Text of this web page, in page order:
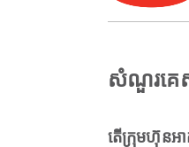
សំណួរគេ
តើក្រុមហ៊ុន